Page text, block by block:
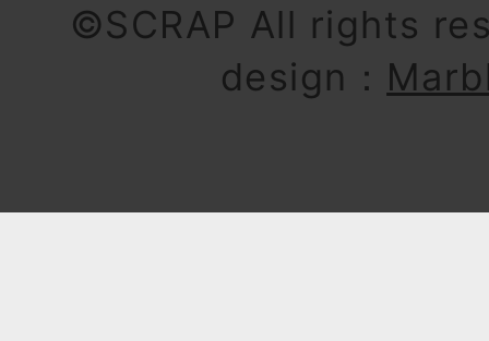
©SCRAP All rights
design：